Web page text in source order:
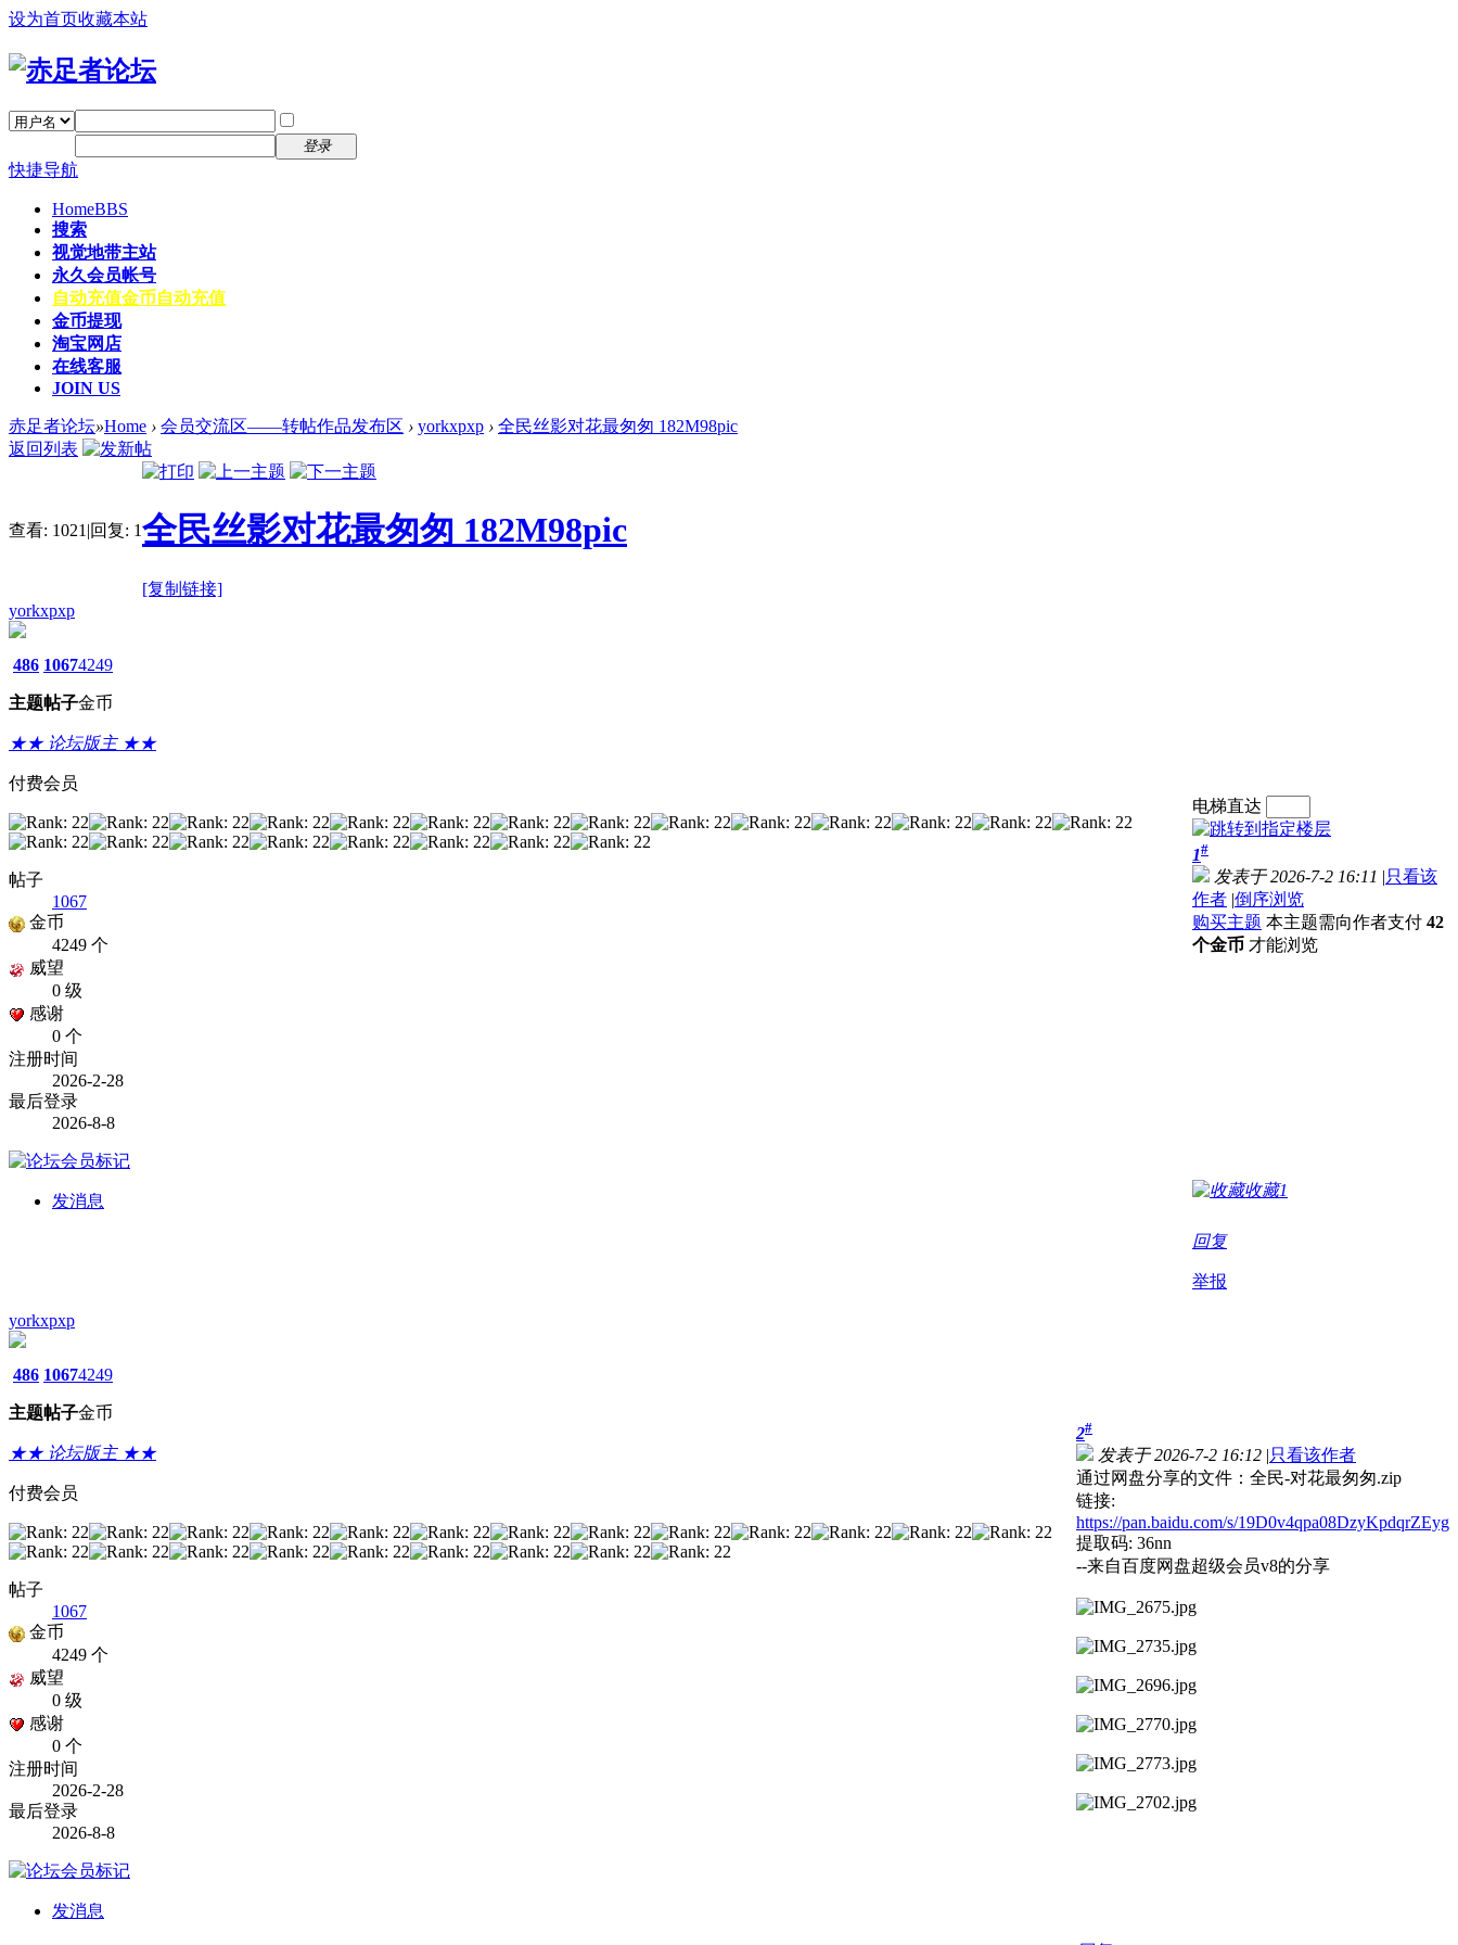
设为首页收藏本站
登录
快捷导航
HomeBBS
搜索
视觉地带主站
永久会员帐号
自动充值金币自动充值
金币提现
淘宝网店
在线客服
JOIN US
赤足者论坛»Home › 会员交流区——转帖作品发布区 › yorkxpxp › 全民丝影对花最匆匆 182M98pic
返回列表
查看: 1021 |回复: 1全民丝影对花最匆匆 182M98pic
[复制链接]
yorkxpxp
486
主题
1067
帖子
4249
金币
★★ 论坛版主 ★★
付费会员
帖子
1067
金币
4249 个
威望
0 级
感谢
0 个
注册时间
2026-2-28
最后登录
2026-8-8
发消息
电梯直达
1#
发表于 2026-7-2 16:11 |只看该
作者 |倒序浏览
购买主题 本主题需向作者支付 42
个金币 才能浏览
收藏1
回复
举报
yorkxpxp
486
主题
1067
帖子
4249
金币
★★ 论坛版主 ★★
付费会员
帖子
1067
金币
4249 个
威望
0 级
感谢
0 个
注册时间
2026-2-28
最后登录
2026-8-8
发消息
2#
发表于 2026-7-2 16:12 |只看该作者
通过网盘分享的文件：全民-对花最匆匆.zip
链接:
https://pan.baidu.com/s/19D0v4qpa08DzyKpdqrZEyg
提取码: 36nn
--来自百度网盘超级会员v8的分享